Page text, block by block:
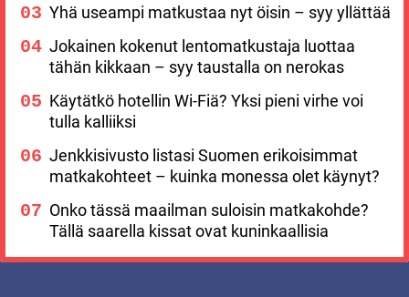
Yhä useampi matkustaa nyt öisin – syy yllättää
Jokainen kokenut lentomatkustaja luottaa
tähän kikkaan – syy taustalla on nerokas
Käytätkö hotellin Wi-Fiä? Yksi pieni virhe voi
tulla kalliiksi
Jenkkisivusto listasi Suomen erikoisimmat
matkakohteet – kuinka monessa olet käynyt?
Onko tässä maailman suloisin matkakohde?
Tällä saarella kissat ovat kuninkaallisia